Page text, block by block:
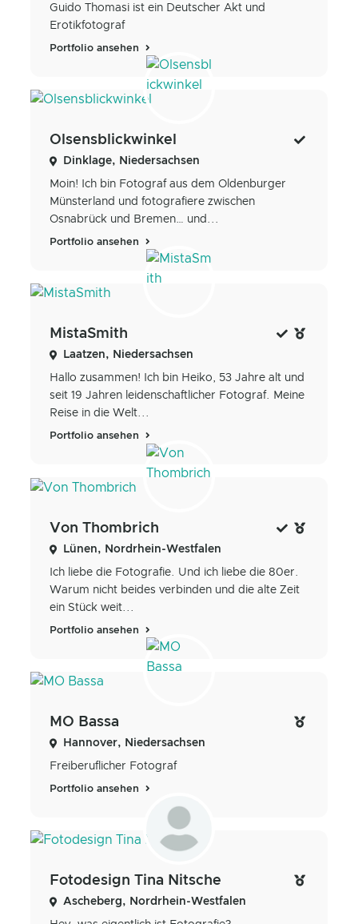
Guido Thomasi ist ein Deutscher Akt und
Erotikfotograf
Portfolio ansehen
Olsensblickwinkel
Dinklage, Niedersachsen
Moin! Ich bin Fotograf aus dem Oldenburger
Münsterland und fotografiere zwischen
Osnabrück und Bremen… und...
Portfolio ansehen
MistaSmith
Laatzen, Niedersachsen
Hallo zusammen! Ich bin Heiko, 53 Jahre alt und
seit 19 Jahren leidenschaftlicher Fotograf. Meine
Reise in die Welt...
Portfolio ansehen
Von Thombrich
Lünen, Nordrhein-Westfalen
Ich liebe die Fotografie. Und ich liebe die 80er.
Warum nicht beides verbinden und die alte Zeit
ein Stück weit...
Portfolio ansehen
MO Bassa
Hannover, Niedersachsen
Freiberuflicher Fotograf
Portfolio ansehen
Fotodesign Tina Nitsche
Ascheberg, Nordrhein-Westfalen